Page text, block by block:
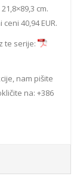
cm.
40,94 EUR.
te serije:
nam pišite
na: +386